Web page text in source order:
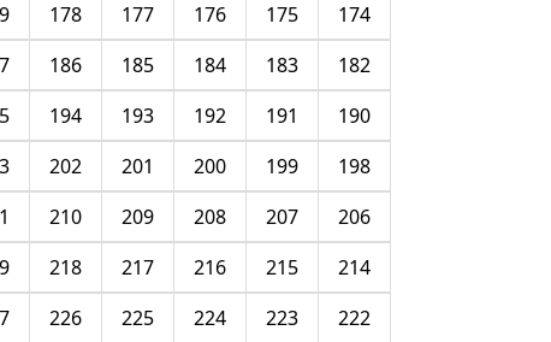
174
175
176
177
178
182
183
184
185
186
190
191
192
193
194
198
199
200
201
202
206
207
208
209
210
214
215
216
217
218
222
223
224
225
226